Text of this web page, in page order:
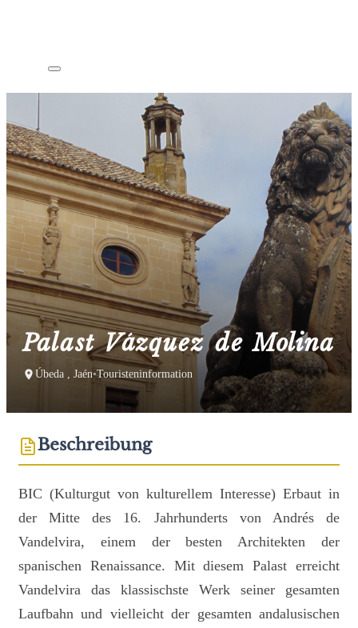
Palast Vázquez de Molina
Úbeda , Jaén•Touristeninformation
Beschreibung
BIC (Kulturgut von kulturellem Interesse) Erbaut in
der Mitte des 16. Jahrhunderts von Andrés de
Vandelvira, einem der besten Architekten der
spanischen Renaissance. Mit diesem Palast erreicht
Vandelvira das klassischste Werk seiner gesamten
Laufbahn und vielleicht der gesamten andalusischen